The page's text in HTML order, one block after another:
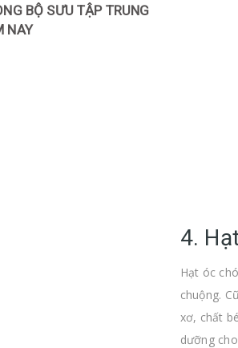
4.
Hạt óc
chuộng.
xơ, chất
dưỡng
BỘ SƯU TẬP TRUNG
NAY